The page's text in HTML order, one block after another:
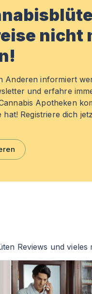
nicht
Anderen informiert
und erfahre
Apotheken
hat! Registriere dich
Reviews und vieles